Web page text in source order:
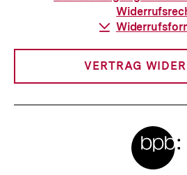
Download-
VERTRAG